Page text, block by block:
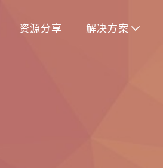
资源分享 解决方案